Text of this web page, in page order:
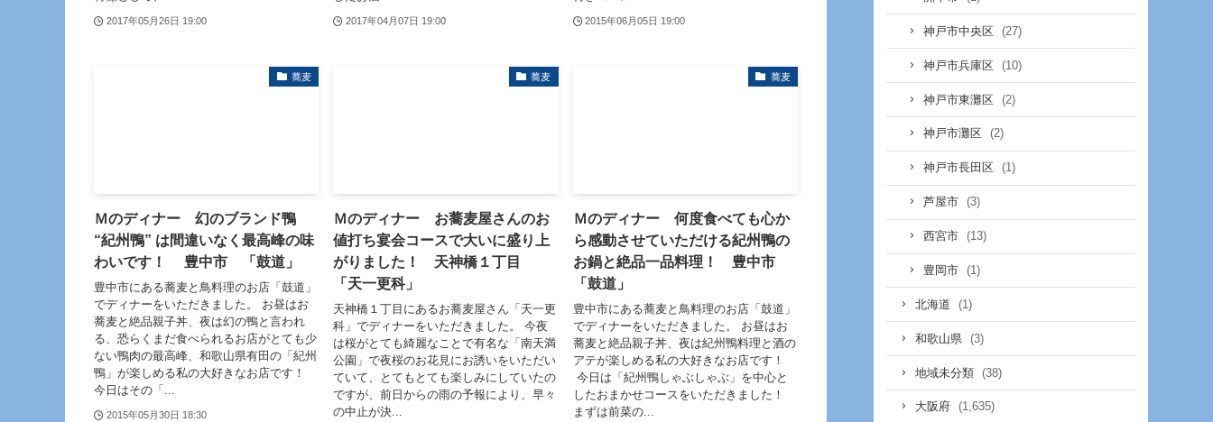
2017年05月26日 19:00 2017年04月07日 19:00 2015年06月05日 19:00
蕎麦
Ｍのディナー 幻のブランド鴨
“紀州鴨” は間違いなく最高峰の味
わいです！ 豊中市 「鼓道」
豊中市にある蕎麦と鳥料理のお店「鼓道」
でディナーをいただきました。 お昼はお
蕎麦と絶品親子丼、夜は幻の鴨と言われ
る、恐らくまだ食べられるお店がとても少
ない鴨肉の最高峰、和歌山県有田の「紀州
鴨」が楽しめる私の大好きなお店です！
今日はその「...
2015年05月30日 18:30
蕎麦
Ｍのディナー お蕎麦屋さんのお
値打ち宴会コースで大いに盛り上
がりました！ 天神橋１丁目
「天一更科」
天神橋１丁目にあるお蕎麦屋さん「天一更
科」でディナーをいただきました。 今夜
は桜がとても綺麗なことで有名な「南天満
公園」で夜桜のお花見にお誘いをいただい
ていて、とてもとても楽しみにしていたの
ですが、前日からの雨の予報により、早々
の中止が決...
蕎麦
Ｍのディナー 何度食べても心か
ら感動させていただける紀州鴨の
お鍋と絶品一品料理！ 豊中市
「鼓道」
豊中市にある蕎麦と鳥料理のお店「鼓道」
でディナーをいただきました。 お昼はお
蕎麦と絶品親子丼、夜は紀州鴨料理と酒の
アテが楽しめる私の大好きなお店です！
今日は「紀州鴨しゃぶしゃぶ」を中心と
したおまかせコースをいただきました！
まずは前菜の...
神戸市中央区 (27)
神戸市兵庫区 (10)
神戸市東灘区 (2)
神戸市灘区 (2)
神戸市長田区 (1)
芦屋市 (3)
西宮市 (13)
豊岡市 (1)
北海道 (1)
和歌山県 (3)
地域未分類 (38)
大阪府 (1,635)